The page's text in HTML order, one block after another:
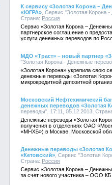
К сервису «Золотая Корона –
«ЮГРА» , Сервис "Золотая Корона
Страна: Россия
Сервис «Золотая Корона –
партнерское соглашение о
услуги денежных переводов по
МДО «Траст» – новый партнер
"Золотая Корона - Денежные
«Золотая Корона» укрепила свою
денежные переводы «Золотая
микрокредитной депозитной
Московский Нефтехимичекий
денежных переводов «Золотая
переводы", 17:11, 05.12.2013,
Денежные переводы «Золотая
получения в отделениях ОАО
«МНХБ») в Москве, Московской
Денежные переводы «Золотая
«Кетовский» , Сервис "Золотая
Страна: Россия
Сервис «Золотая Корона –
за счет нового участника – ООО КБ